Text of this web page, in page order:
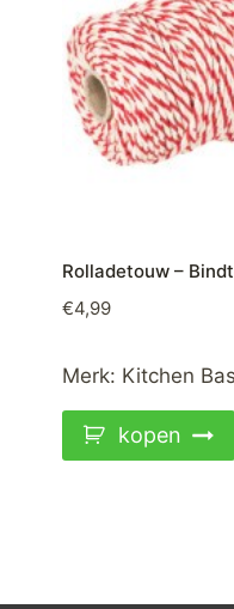
Rolladetouw –
€4,99
Merk: Kitchen
kopen